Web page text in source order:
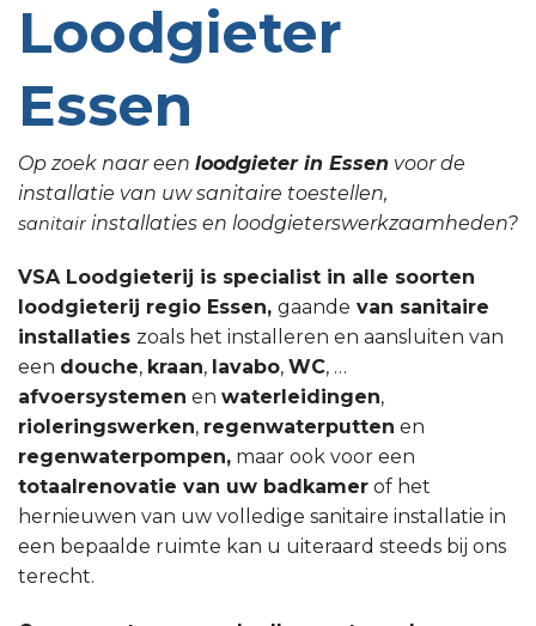
Loodgieter
Essen
Op zoek naar een loodgieter in Essen voor de
installatie van uw sanitaire toestellen,
sanitair installaties en loodgieterswerkzaamheden?
VSA Loodgieterij is specialist in alle soorten
loodgieterij regio Essen, gaande van sanitaire
installaties zoals het installeren en aansluiten van
een douche, kraan, lavabo, WC, …
afvoersystemen en waterleidingen,
rioleringswerken, regenwaterputten en
regenwaterpompen, maar ook voor een
totaalrenovatie van uw badkamer of het
hernieuwen van uw volledige sanitaire installatie in
een bepaalde ruimte kan u uiteraard steeds bij ons
terecht.